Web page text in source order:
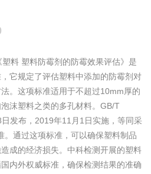
料 塑料防霉剂的防霉效果评估》是
它规定了评估塑料中添加的防霉剂对
。这项标准适用于不超过10mm厚的
沫塑料之类的多孔材料。GB/T
发布，2019年11月1日实施，等同采
。通过这项标准，可以确保塑料制品
成的经济损失。中科检测开展的塑料
内外权威标准，确保检测结果的准确
媒检测